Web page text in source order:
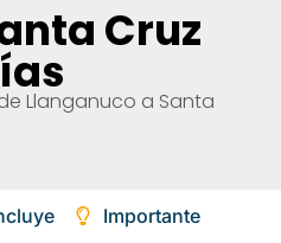
Cruz
Llanganuco a Santa
Importante